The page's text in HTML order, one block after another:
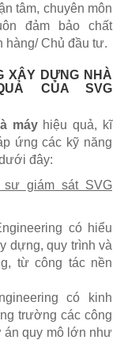
tâm, chuyên môn
đảm bảo chất
hàng/ Chủ đầu tư.
XÂY DỰNG NHÀ
CỦA SVG
máyhiệu quả, kĩ
ứng các kỹ năng
đây:
sư giám sát SVG
có hiểu
dựng, quy trình và
từ công tác nền
có kinh
trường các công
án quy mô lớn như